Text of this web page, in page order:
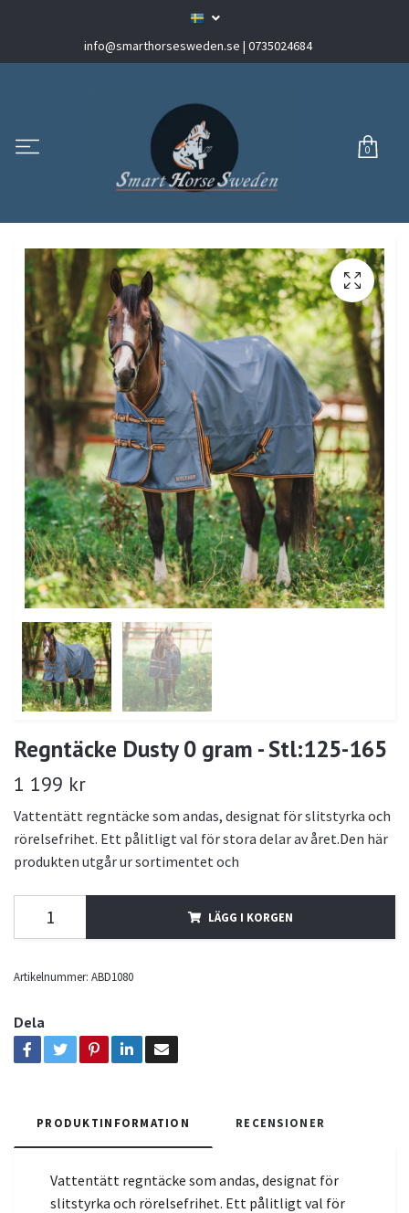
info@smarthorsesweden.se | 0735024684
0
Regntäcke Dusty 0 gram - Stl:125-165
1 199 kr
Vattentätt regntäcke som andas, designat för slitstyrka och
rörelsefrihet. Ett pålitligt val för stora delar av året.Den här
produkten utgår ur sortimentet och
LÄGG I KORGEN
Artikelnummer: ABD1080
Dela
PRODUKTINFORMATION RECENSIONER
Vattentätt regntäcke som andas, designat för
slitstyrka och rörelsefrihet. Ett pålitligt val för